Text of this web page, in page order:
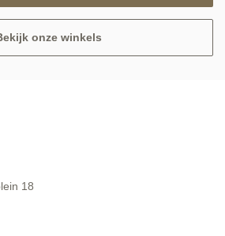
onze winkels
18